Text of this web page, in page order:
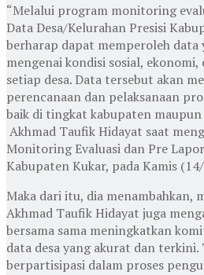
“Melalui program monitoring
Data Desa/Kelurahan Presisi
berharap dapat memperoleh
mengenai kondisi sosial,
setiap desa. Data tersebut akan
perencanaan dan pelaksanaan
baik di tingkat kabupaten maupun
Akhmad Taufik Hidayat saat
Monitoring Evaluasi dan Pre
Kabupaten Kukar, pada Kamis
Maka dari itu, dia menambahkan,
Akhmad Taufik Hidayat juga
bersama sama meningkatkan
data desa yang akurat dan
berpartisipasi dalam proses